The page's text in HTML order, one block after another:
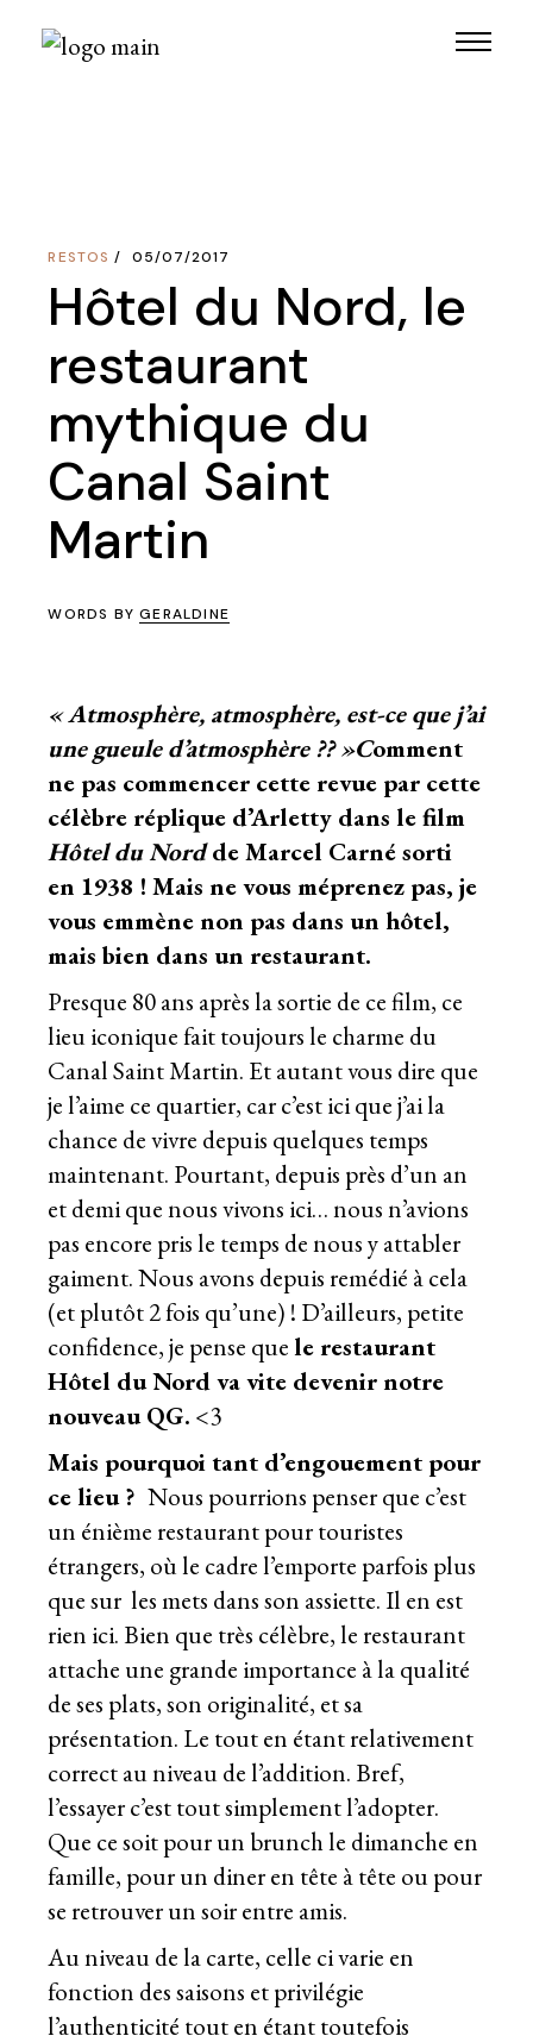
RESTOS 05/07/2017
Hôtel du Nord, le
restaurant
mythique du
Canal Saint
Martin
WORDS BYGERALDINE
« Atmosphère, atmosphère, est-ce que j’ai
une gueule d’atmosphère ?? »Comment
ne pas commencer cette revue par cette
célèbre réplique d’Arletty dans le film
Hôtel du Nordde Marcel Carné sorti
en 1938 ! Mais ne vous méprenez pas, je
vous emmène non pas dans un hôtel,
mais bien dans un restaurant.
Presque 80 ans après la sortie de ce film, ce
lieu iconique fait toujours le charme du
Canal Saint Martin. Et autant vous dire que
je l’aime ce quartier, car c’est ici que j’ai la
chance de vivre depuis quelques temps
maintenant. Pourtant, depuis près d’un an
et demi que nous vivons ici… nous n’avions
pas encore pris le temps de nous y attabler
gaiment. Nous avons depuis remédié à cela
(et plutôt 2 fois qu’une) ! D’ailleurs, petite
confidence, je pense quele restaurant
Hôtel du Nord va vite devenir notre
nouveau QG. <3
Mais pourquoi tant d’engouement pour
ce lieu ? Nous pourrions penser que c’est
un énième restaurant pour touristes
étrangers, où le cadre l’emporte parfois plus
que sur les mets dans son assiette. Il en est
rien ici. Bien que très célèbre, le restaurant
attache une grande importance à la qualité
de ses plats, son originalité, et sa
présentation. Le tout en étant relativement
correct au niveau de l’addition. Bref,
l’essayer c’est tout simplement l’adopter.
Que ce soit pour un brunch le dimanche en
famille, pour un diner en tête à tête ou pour
se retrouver un soir entre amis.
Au niveau de la carte, celle ci varie en
fonction des saisons et privilégie
l’authenticité tout en étant toutefois